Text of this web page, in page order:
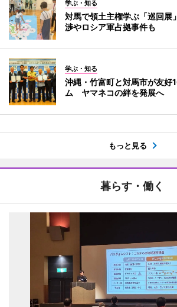
学ぶ・知る
対馬で領土主権学ぶ「巡回
渉やロシア軍占拠事件も
学ぶ・知る
沖縄・竹富町と対馬市が友好
ム ヤマネコの絆を発展へ
もっと見る
暮らす・働く